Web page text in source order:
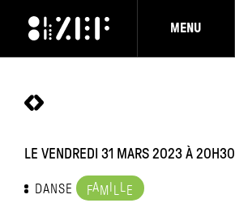
MENU
LE VENDREDI 31 MARS 2023 À 20H30
DANSE FAM LE